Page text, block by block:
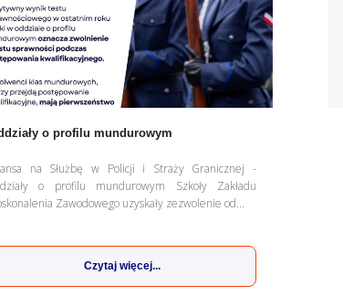
o profilu mundurowym
na Służbę w Policji i Straży Granicznej -
o profilu mundurowym Szkoły Zakładu
Zawodowego uzyskały zezwolenie od...
Czytaj więcej...